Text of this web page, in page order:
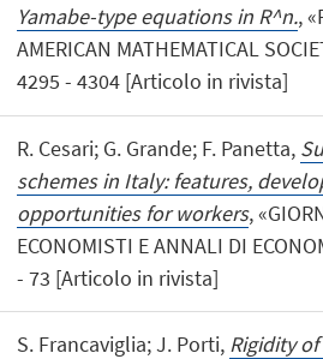
Yamabe-type equations in R^n.,
AMERICAN MATHEMATICAL
4295 - 4304 [Articolo in rivista]
R. Cesari; G. Grande; F. Panetta,
schemes in Italy: features,
opportunities for workers,
ECONOMISTI E ANNALI DI
- 73 [Articolo in rivista]
S. Francaviglia; J. Porti, Rigidity